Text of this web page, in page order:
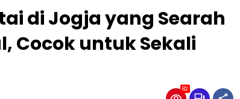
di Jogja yang Searah
Cocok untuk Sekali
82